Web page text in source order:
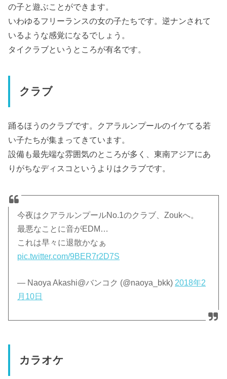
の子と遊ぶことができます。
いわゆるフリーランスの女の子たちです。逆ナンされて
いるような感覚になるでしょう。
タイクラブというところが有名です。
クラブ
踊るほうのクラブです。クアラルンプールのイケてる若
い子たちが集まってきています。
設備も最先端な雰囲気のところが多く、東南アジアにあ
りがちなディスコというよりはクラブです。
今夜はクアラルンプールNo.1のクラブ、Zoukへ。
最悪なことに音がEDM…
これは早々に退散かなぁ
pic.twitter.com/9BER7r2D7S
— Naoya Akashi@バンコク (@naoya_bkk) 2018年2
月10日
カラオケ